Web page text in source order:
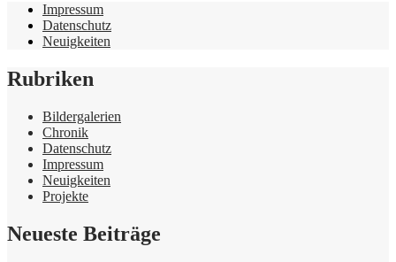
Impressum
Datenschutz
Neuigkeiten
Rubriken
Bildergalerien
Chronik
Datenschutz
Impressum
Neuigkeiten
Projekte
Neueste Beiträge